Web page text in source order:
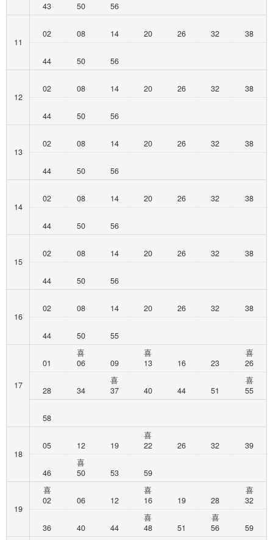
43 50 56
11
02 08 14 20 26 32 38
44 50 56
12
02 08 14 20 26 32 38
44 50 56
13
02 08 14 20 26 32 38
44 50 56
14
02 08 14 20 26 32 38
44 50 56
15
02 08 14 20 26 32 38
44 50 56
16
02 08 14 20 26 32 38
44 50 55
17
01
喜
06
09
喜
13
16 23
喜
26
28 34
喜
37
40 44 51
喜
55
58
18
05 12 19
喜
22
26 32 39
46
喜
50
53 59
19
喜
02
06 12
喜
16
19 28
喜
32
36 40 44
喜
48
51
喜
56
59